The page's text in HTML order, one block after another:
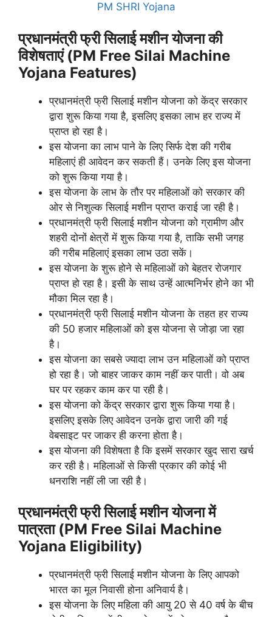
PM SHRI Yojana
प्रधानमंत्री फ्री सिलाई मशीन योजना की
विशेषताएं (PM Free Silai Machine
Yojana Features)
प्रधानमंत्री फ्री सिलाई मशीन योजना को केंद्र सरकार
द्वारा शुरू किया गया है, इसलिए इसका लाभ हर राज्य में
प्राप्त हो रहा है।
इस योजना का लाभ पाने के लिए सिर्फ देश की गरीब
महिलाएं ही आवेदन कर सकती हैं। उनके लिए इस योजना
को शुरू किया गया है।
इस योजना के लाभ के तौर पर महिलाओं को सरकार की
ओर से निशुल्क सिलाई मशीन प्राप्त कराई जा रही है।
प्रधानमंत्री फ्री सिलाई मशीन योजना को ग्रामीण और
शहरी दोनों क्षेत्रों में शुरू किया गया है, ताकि सभी जगह
की गरीब महिलाएं इसका लाभ उठा सकें।
इस योजना के शुरू होने से महिलाओं को बेहतर रोजगार
प्राप्त हो रहा है। इसी के साथ उन्हें आत्मनिर्भर होने का भी
मौका मिल रहा है।
प्रधानमंत्री फ्री सिलाई मशीन योजना के तहत हर राज्य
की 50 हजार महिलाओं को इस योजना से जोड़ा जा रहा
है।
इस योजना का सबसे ज्यादा लाभ उन महिलाओं को प्राप्त
हो रहा है। जो बाहर जाकर काम नहीं कर पाती। वो अब
घर पर रहकर काम कर पा रही है।
इस योजना को केंद्र सरकार द्वारा शुरू किया गया है।
इसलिए इसके लिए आवेदन उनके द्वारा जारी की गई
वेबसाइट पर जाकर ही करना होता है।
इस योजना की विशेषता है कि इसमें सरकार खुद सारा खर्च
कर रही है। महिलाओं से किसी प्रकार की कोई भी
धनराशि नहीं ली जा रही है।
प्रधानमंत्री फ्री सिलाई मशीन योजना में
पात्रता (PM Free Silai Machine
Yojana Eligibility)
प्रधानमंत्री फ्री सिलाई मशीन योजना के लिए आपको
भारत का मूल निवासी होना अनिवार्य है।
इस योजना के लिए महिला की आयु 20 से 40 वर्ष के बीच